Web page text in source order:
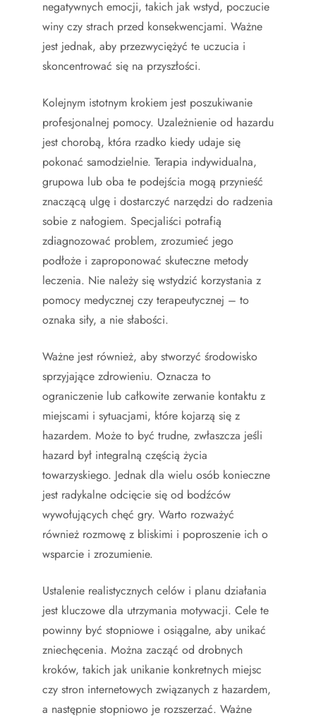
negatywnych emocji, takich jak wstyd, poczucie
winy czy strach przed konsekwencjami. Ważne
jest jednak, aby przezwyciężyć te uczucia i
skoncentrować się na przyszłości.
Kolejnym istotnym krokiem jest poszukiwanie
profesjonalnej pomocy. Uzależnienie od hazardu
jest chorobą, która rzadko kiedy udaje się
pokonać samodzielnie. Terapia indywidualna,
grupowa lub oba te podejścia mogą przynieść
znaczącą ulgę i dostarczyć narzędzi do radzenia
sobie z nałogiem. Specjaliści potrafią
zdiagnozować problem, zrozumieć jego
podłoże i zaproponować skuteczne metody
leczenia. Nie należy się wstydzić korzystania z
pomocy medycznej czy terapeutycznej – to
oznaka siły, a nie słabości.
Ważne jest również, aby stworzyć środowisko
sprzyjające zdrowieniu. Oznacza to
ograniczenie lub całkowite zerwanie kontaktu z
miejscami i sytuacjami, które kojarzą się z
hazardem. Może to być trudne, zwłaszcza jeśli
hazard był integralną częścią życia
towarzyskiego. Jednak dla wielu osób konieczne
jest radykalne odcięcie się od bodźców
wywołujących chęć gry. Warto rozważyć
również rozmowę z bliskimi i poproszenie ich o
wsparcie i zrozumienie.
Ustalenie realistycznych celów i planu działania
jest kluczowe dla utrzymania motywacji. Cele te
powinny być stopniowe i osiągalne, aby unikać
zniechęcenia. Można zacząć od drobnych
kroków, takich jak unikanie konkretnych miejsc
czy stron internetowych związanych z hazardem,
a następnie stopniowo je rozszerzać. Ważne